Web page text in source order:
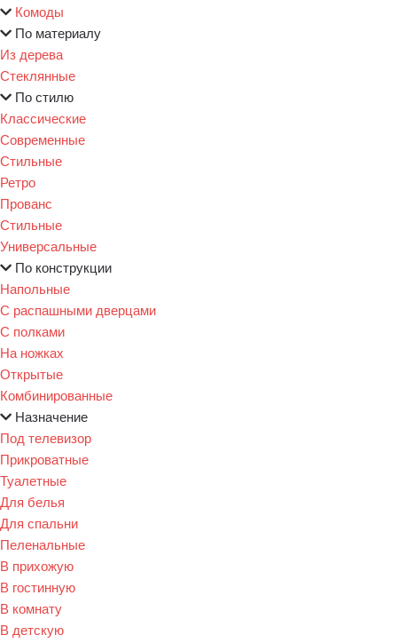
Комоды
По материалу
Из дерева
Стеклянные
По стилю
Классические
Современные
Стильные
Ретро
Прованс
Стильные
Универсальные
По конструкции
Напольные
С распашными дверцами
С полками
На ножках
Открытые
Комбинированные
Назначение
Под телевизор
Прикроватные
Туалетные
Для белья
Для спальни
Пеленальные
В прихожую
В гостинную
В комнату
В детскую